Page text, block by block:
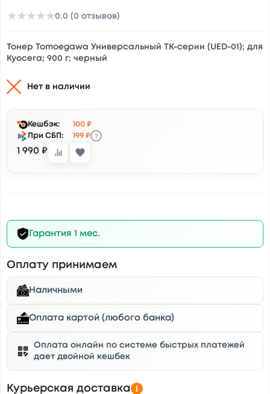
★★★★★0.0 (0 отзывов)
Тонер Tomoegawa Универсальный ТК-серии (UED-01); для
Kyocera; 900 г; черный
Нет в наличии
Кешбэк:
100 ₽
При СБП:
199 ₽ ?
1 990 ₽
Гарантия 1 мес.
Оплату принимаем
Наличными
Оплата картой (любого банка)
Оплата онлайн по системе быстрых платежей
дает двойной кешбек
Курьерская доставка